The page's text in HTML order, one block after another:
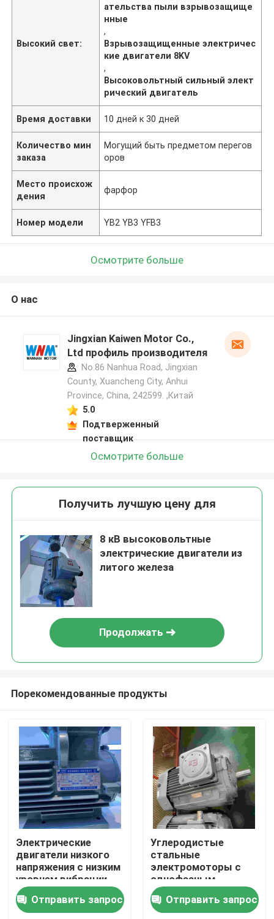
Дома
О Компании
Контакты
Высокий свет:
ательства пыли взрывозащище
нные
,
Взрывозащищенные электричес
кие двигатели 8KV
,
Высоковольтный сильный элект
рический двигатель
Время доставки 10 дней к 30 дней
Количество мин
заказа
Могущий быть предметом перегов
оров
Место происхож
дения
фарфор
Номер модели YB2 YB3 YFB3
Осмотрите больше
О нас
Jingxian Kaiwen Motor Co.,
Ltd профиль производителя
No.86 Nanhua Road, Jingxian
County, Xuancheng City, Anhui
Province, China, 242599. ,Китай
5.0
Подтверженный
поставщик
Осмотрите больше
Получить лучшую цену для
8 кВ высоковольтные
электрические двигатели из
литого железа
Продолжать
Порекомендованные продукты
Электрические
двигатели низкого
напряжения с низким
уровнем вибрации
для нескольких
целейОтправить запрос
Углеродистые
стальные
электромоторы с
однофазным
взрывостойким
двигателем
Отправить запрос